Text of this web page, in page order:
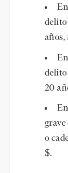
delito
años,
delito
20
grave
o
$.